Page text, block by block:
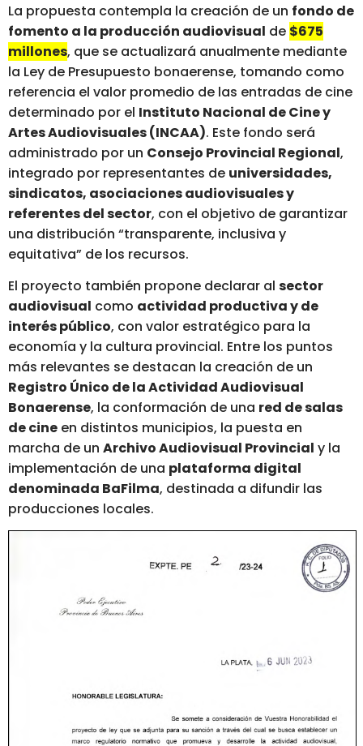
La propuesta contempla la creación de un fondo de
fomento a la producción audiovisual de $675
millones, que se actualizará anualmente mediante
la Ley de Presupuesto bonaerense, tomando como
referencia el valor promedio de las entradas de cine
determinado por el Instituto Nacional de Cine y
Artes Audiovisuales (INCAA). Este fondo será
administrado por un Consejo Provincial Regional,
integrado por representantes de universidades,
sindicatos, asociaciones audiovisuales y
referentes del sector, con el objetivo de garantizar
una distribución “transparente, inclusiva y
equitativa” de los recursos.
El proyecto también propone declarar al sector
audiovisual como actividad productiva y de
interés público, con valor estratégico para la
economía y la cultura provincial. Entre los puntos
más relevantes se destacan la creación de un
Registro Único de la Actividad Audiovisual
Bonaerense, la conformación de una red de salas
de cine en distintos municipios, la puesta en
marcha de un Archivo Audiovisual Provincial y la
implementación de una plataforma digital
denominada BaFilma, destinada a difundir las
producciones locales.